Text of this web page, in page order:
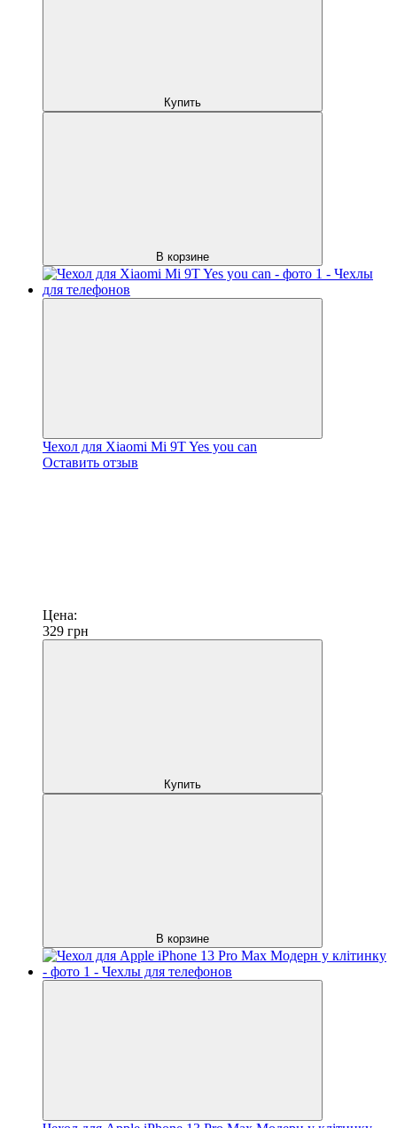
Купить
В корзине
Чехол для Xiaomi Mi 9T Yes you can
Оставить отзыв
Цена:
329 грн
Купить
В корзине